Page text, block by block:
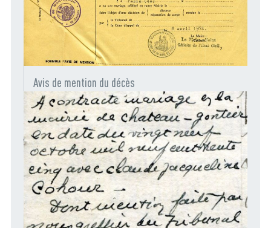
Avis de mention du décès